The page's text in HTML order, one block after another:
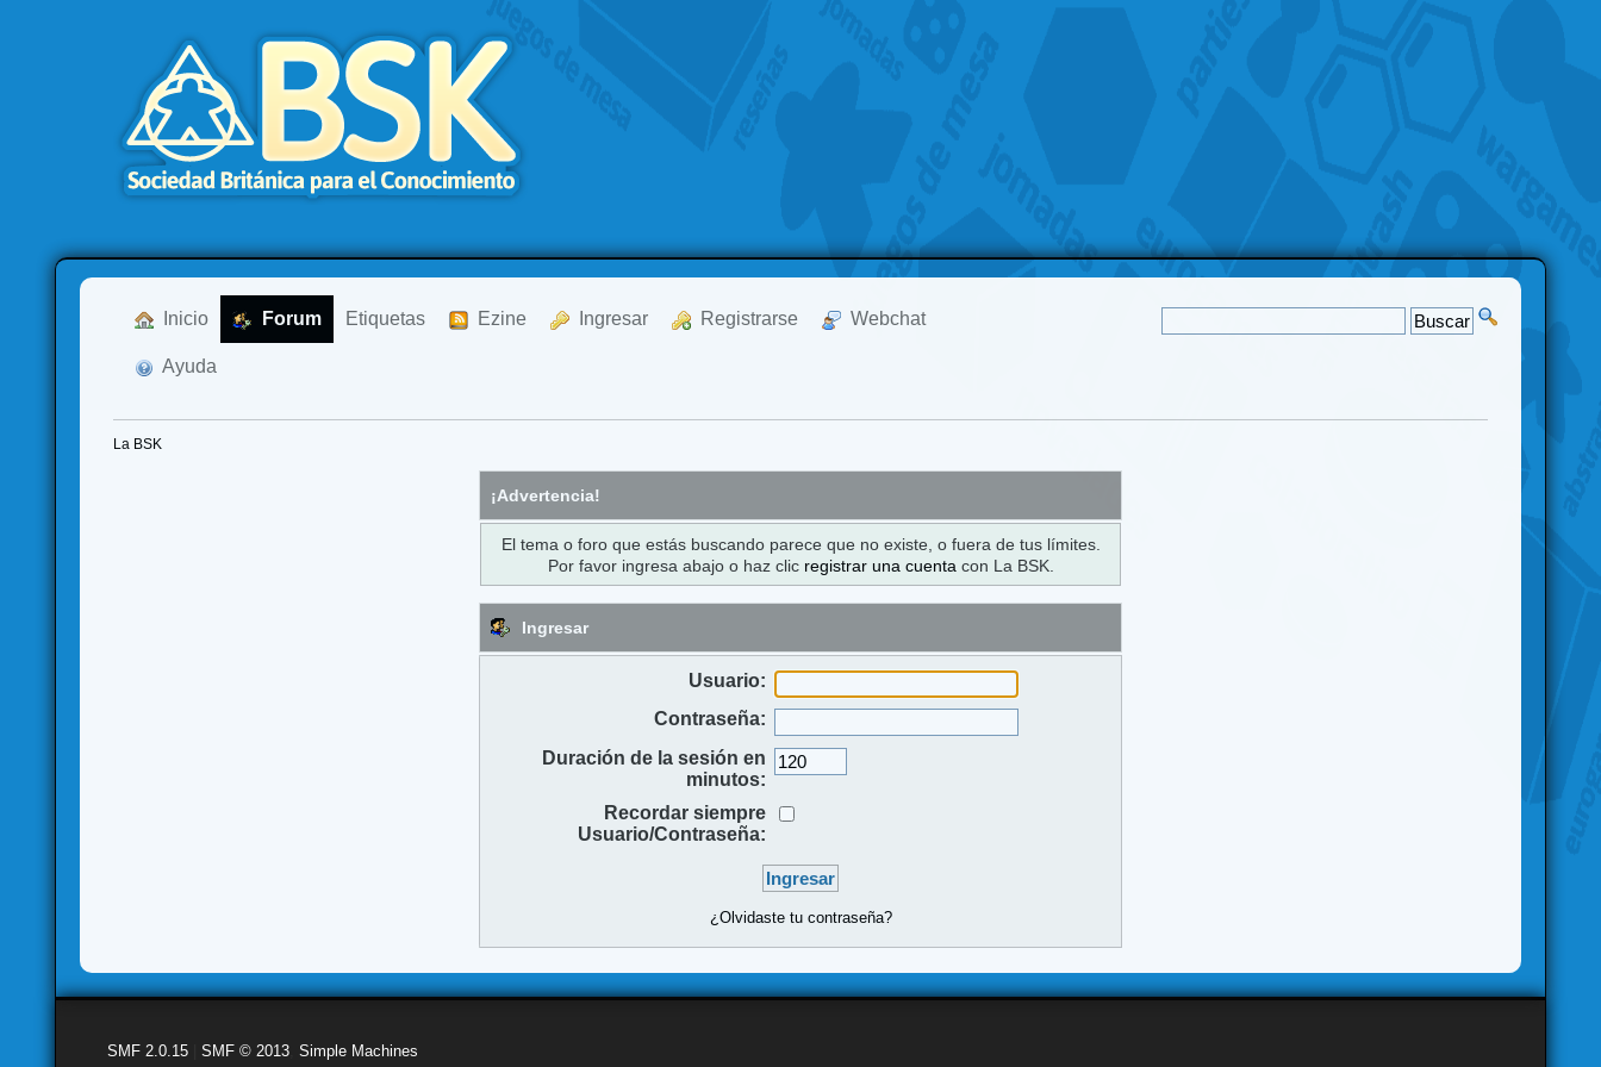
Inicio Forum Etiquetas Ezine Ingresar Registrarse Webchat
Ayuda
La BSK
¡Advertencia!
El tema o foro que estás buscando parece que no existe, o fuera de tus límites.
Por favor ingresa abajo o haz clic registrar una cuenta con La BSK.
Ingresar
Usuario:
Contraseña:
Duración de la sesión en
minutos:
Recordar siempre
Usuario/Contraseña:
¿Olvidaste tu contraseña?
SMF 2.0.15 |SMF © 2013 ,Simple Machines